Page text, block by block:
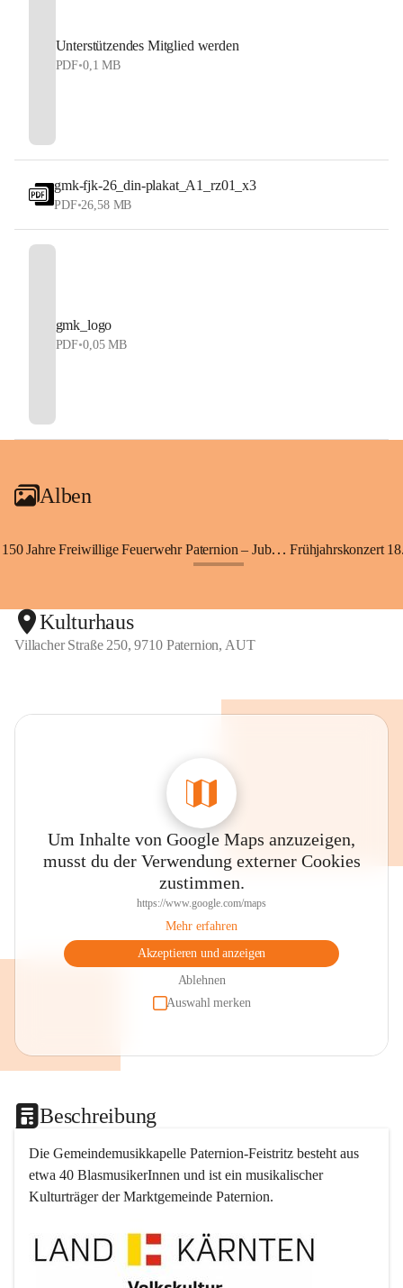
Unterstützendes Mitglied werden
PDF•0,1 MB
gmk-fjk-26_din-plakat_A1_rz01_x3
PDF•26,58 MB
gmk_logo
PDF•0,05 MB
Alben
150 Jahre Freiwillige Feuerwehr Paternion – Jubiläumsfest Frühjahrskonzert
Kulturhaus
Villacher Straße 250, 9710 Paternion, AUT
Um Inhalte von Google Maps anzuzeigen,
musst du der Verwendung externer Cookies
zustimmen.
https://www.google.com/maps
Mehr erfahren
Akzeptieren und anzeigen
Ablehnen
Auswahl merken
Beschreibung
Die Gemeindemusikkapelle Paternion-Feistritz besteht aus
etwa 40 BlasmusikerInnen und ist ein musikalischer
Kulturträger der Marktgemeinde Paternion.